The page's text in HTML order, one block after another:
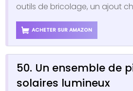
outils de bricolage, un ajout
ACHETER SUR AMAZON
50. Un ensemble de
solaires lumineux